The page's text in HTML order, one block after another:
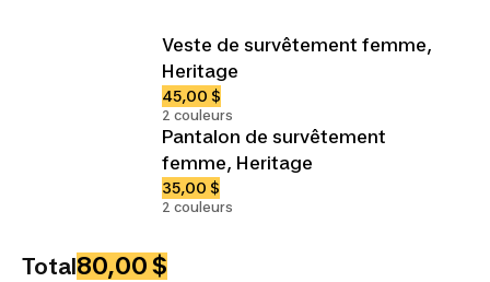
Veste de survêtement femme,
Heritage
45,00 $
2 couleurs
Pantalon de survêtement
femme, Heritage
35,00 $
2 couleurs
Total80,00 $